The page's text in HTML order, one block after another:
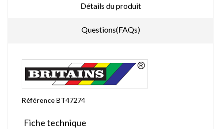
Détails du produit
Questions(FAQs)
RéférenceBT47274
Fiche technique